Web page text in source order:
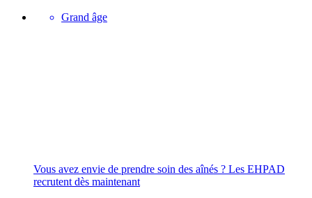
Grand âge
Vous avez envie de prendre soin des aînés ? Les EHPAD
recrutent dès maintenant